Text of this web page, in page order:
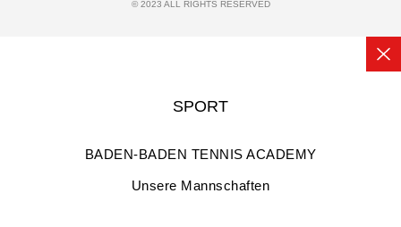
© 2023 ALL RIGHTS RESERVED​
SPORT
BADEN-BADEN TENNIS ACADEMY
Unsere Mannschaften